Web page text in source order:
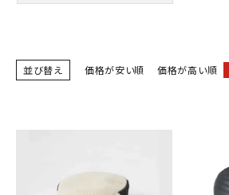
ブランドから選ぶ
ご利用ガイド
並び替え 価格が安い順 価格が高い順